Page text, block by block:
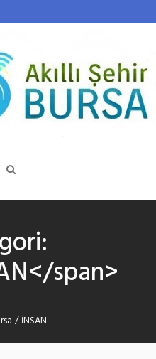
span>
/İNSAN